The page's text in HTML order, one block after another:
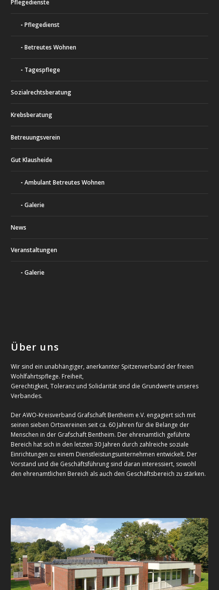
Pflegedienste
Pflegedienst
Betreutes Wohnen
Tagespflege
Sozialrechtsberatung
Krebsberatung
Betreuungsverein
Gut Klausheide
Ambulant Betreutes Wohnen
Galerie
News
Veranstaltungen
Galerie
Über uns
Wir sind ein unabhängiger, anerkannter Spitzenverband der freien
Wohlfahrtspflege. Freiheit,
Gerechtigkeit, Toleranz und Solidarität sind die Grundwerte unseres
Verbandes.
Der AWO-Kreisverband Grafschaft Bentheim e.V. engagiert sich mit
seinen sieben Ortsvereinen seit ca. 60 Jahren für die Belange der
Menschen in der Grafschaft Bentheim. Der ehrenamtlich geführte
Bereich hat sich in den letzten 30 Jahren durch zahlreiche soziale
Einrichtungen zu einem Dienstleistungsunternehmen entwickelt. Der
Vorstand und die Geschäftsführung sind daran interessiert, sowohl
den ehrenamtlichen Bereich als auch den Geschäftsbereich zu stärken.